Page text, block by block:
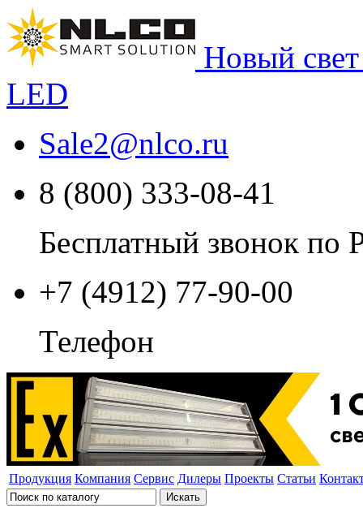
Новый
LED
Sale2@nlco.ru
8 (800) 333-08-41
Бесплатный звонок по
+7 (4912) 77-90-00
Телефон
Продукция Компания Сервис Дилеры Проекты Статьи